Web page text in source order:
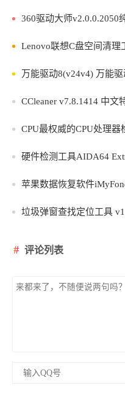
360驱动大师v2.0.0.2050
Lenovo联想C盘空间清理
万能驱动8(v24v4) 万能
CCleaner v7.8.1414 中文
CPU最权威的CPU处理器
硬件检测工具AIDA64
苹果数据恢复软件
垃圾弹窗查找定位工具
评论列表